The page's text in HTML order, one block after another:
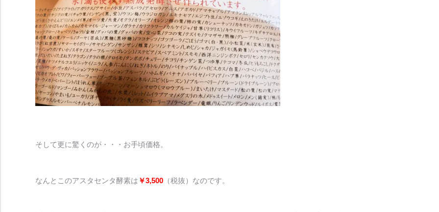
そして更に驚くのが・・・お手頃価格。
なんとこのアスタセンタ酵素は ￥3,500 （税抜）なのです。